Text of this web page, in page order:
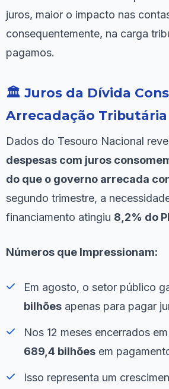
juros, maior o impacto nas
consequentemente, na carga
pagamos.
🏛️ Juros da Dívida
Arrecadação Tributária
Dados do Tesouro Nacional
despesas com juros
do que o governo arrecada
segundo trimestre, a
financiamento atingiu 8,2% do
Números que Impressionam:
Em agosto, o setor público
bilhões apenas para pagar
Nos 12 meses encerrados
689,4 bilhões em
Isso representa um